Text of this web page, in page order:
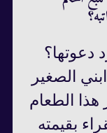
دعوتها؟
الصغير
هذا الطعام
بقيمته